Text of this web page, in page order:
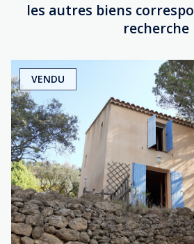
les autres biens
recherche
VENDU